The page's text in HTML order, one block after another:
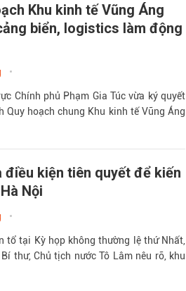
Khu kinh tế Vũng Áng
biển, logistics làm động
Chính phủ Phạm Gia Túc vừa ký quyết
Quy hoạch chung Khu kinh tế Vũng Áng
điều kiện tiên quyết để kiến
Nội
tổ tại Kỳ họp không thường lệ thứ Nhất,
thư, Chủ tịch nước Tô Lâm nêu rõ, khu